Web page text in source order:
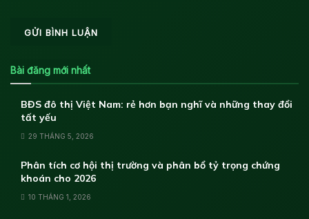
Bài đăng mới nhất
BĐS đô thị Việt Nam: rẻ hơn bạn nghĩ và những thay đổi
tất yếu
29 THÁNG 5, 2026
Phân tích cơ hội thị trường và phân bổ tỷ trọng chứng
khoán cho 2026
10 THÁNG 1, 2026